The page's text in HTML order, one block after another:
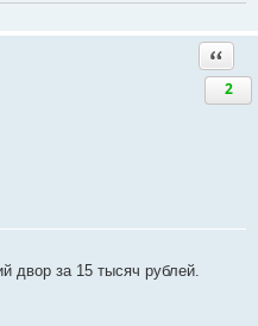
2
двор за 15 тысяч рублей.